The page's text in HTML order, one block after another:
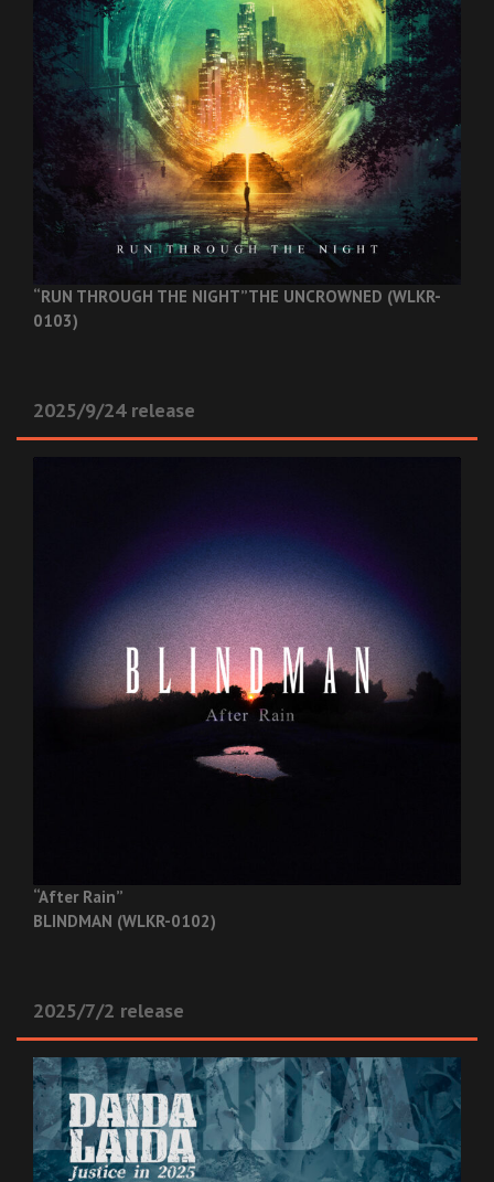
“RUN THROUGH THE NIGHT”THE UNCROWNED (WLKR-
0103)
2025/9/24 release
“After Rain”
BLINDMAN (WLKR-0102)
2025/7/2 release